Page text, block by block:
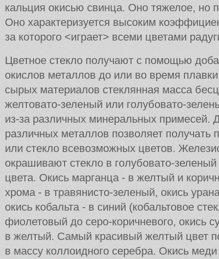
кальция окисью свинца. Оно тяжелое, но
Оно характеризуется высоким
за которого <играет> всеми цветами
Цветное стекло получают с помощью
окислов металлов до или во время
сырых материалов стеклянная масса
желтовато-зеленый или голубовато-
из-за различных минеральных примесей.
различных металлов позволяет получать
или стекло всевозможных цветов.
окрашивают стекло в голубовато-
цвета. Окись марганца - в желтый и
хрома - в травянисто-зеленый, окись
окись кобальта - в синий (кобальтовое
фиолетовый до серо-коричневого, окись
в желтый. Самый красивый желтый цвет
в массу коллоидного серебра. Окись